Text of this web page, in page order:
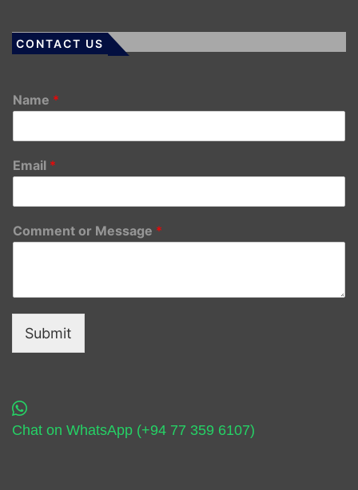
CONTACT US
Name *
Email *
Comment or Message *
Submit
Chat on WhatsApp (+94 77 359 6107)